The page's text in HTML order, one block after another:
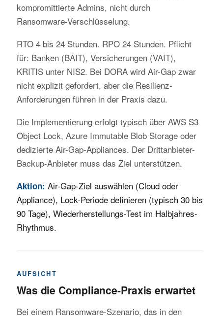
kompromittierte Admins, nicht durch
Ransomware-Verschlüsselung.
RTO 4 bis 24 Stunden. RPO 24 Stunden. Pflicht
für: Banken (BAIT), Versicherungen (VAIT),
KRITIS unter NIS2. Bei DORA wird Air-Gap zwar
nicht explizit gefordert, aber die Resilienz-
Anforderungen führen in der Praxis dazu.
Die Implementierung erfolgt typisch über AWS S3
Object Lock, Azure Immutable Blob Storage oder
dedizierte Air-Gap-Appliances. Der Drittanbieter-
Backup-Anbieter muss das Ziel unterstützen.
Aktion: Air-Gap-Ziel auswählen (Cloud oder
Appliance), Lock-Periode definieren (typisch 30 bis
90 Tage), Wiederherstellungs-Test im Halbjahres-
Rhythmus.
AUFSICHT
Was die Compliance-Praxis erwartet
Bei einem Ransomware-Szenario, das in den